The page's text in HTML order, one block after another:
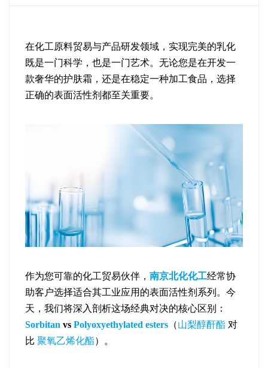
在化工原料贸易与产品研发领域，实现完美的乳化
既是一门科学，也是一门艺术。无论您是在开发一
款奢华的护肤霜，还是在稳定一种加工食品，选择
正确的表面活性剂都至关重要。
作为您可靠的化工贸易伙伴，南京北化化工经常协
助客户选择适合其工业应用的表面活性剂系列。今
天，我们将深入剖析这场经典对决的核心区别：
Sorbitan vsPolyoxyethylated esters （山梨醇酐酯 对
比聚氧乙烯化酯）。